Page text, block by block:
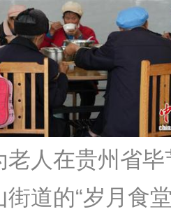
人在贵州省毕
道的“岁月食